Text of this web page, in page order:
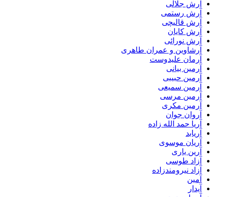
آرش جلالی
آرش رستمی
آرش قالیچی
آرش کایان
آرش نورائی
آرشاوین و عمران طاهری
آرمان علیدوست
آرمین بیانی
آرمین حبیبی
آرمین سمیعی
آرمین مرسی
آرمین مکری
آروان جوان
آریا حمد الله زاده
آریابد
آریان موسوی
آرین یاری
آزاد طوسی
آزاد نیرومندزاده
آمین
آیدار